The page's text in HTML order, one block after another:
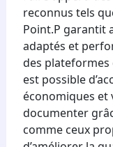
reconnus tels
Point.P garantit
adaptés et
des plateformes
est possible
économiques et
documenter
comme ceux